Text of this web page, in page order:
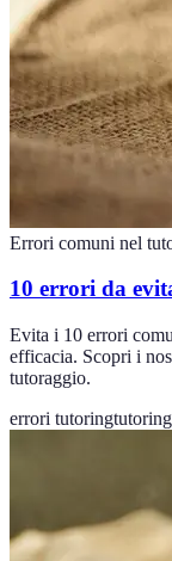
Errori comuni nel
10 errori da
Evita i 10 errori
efficacia. Scopri i
tutoraggio.
errori tutoring